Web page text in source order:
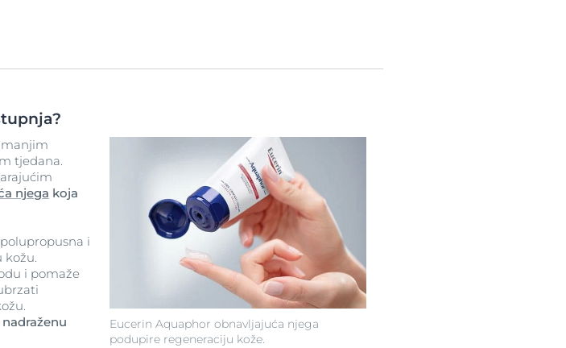
Eucerin Aquaphor obnavljajuća njega
podupire regeneraciju kože.
manjim
tjedana.
njega koja
i
kožu.
i pomaže